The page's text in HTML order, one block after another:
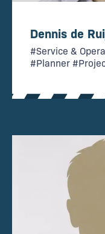
Dennis de
#Service &
#Planner